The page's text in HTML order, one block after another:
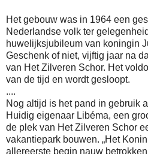
Het gebouw was in 1964 een
Nederlandse volk ter
huwelijksjubileum van koningin
Geschenk of niet, vijftig jaar na
van Het Zilveren Schor. Het
van de tijd en wordt gesloopt.
....
Nog altijd is het pand in gebruik
Huidig eigenaar Libéma, een
de plek van Het Zilveren Schor
vakantiepark bouwen. „Het
allereerste begin nauw